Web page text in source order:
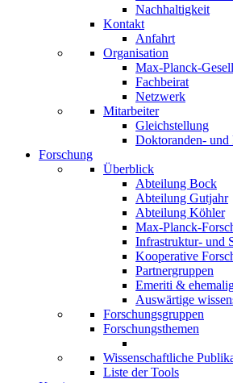
Nachhaltigkeit
Kontakt
Anfahrt
Organisation
Max-Planck-
Fachbeirat
Netzwerk
Mitarbeiter
Gleichstellung
Doktoranden- und
Forschung
Überblick
Abteilung Bock
Abteilung Gutjahr
Abteilung Köhler
Max-Planck-
Infrastruktur- und
Kooperative
Partnergruppen
Emeriti &
Auswärtige
Forschungsgruppen
Forschungsthemen
Wissenschaftliche
Liste der Tools